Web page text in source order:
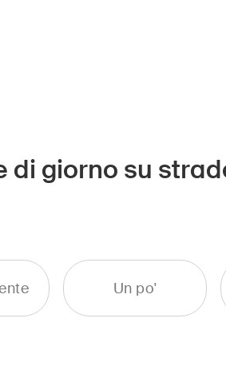
giorno su
Un po'